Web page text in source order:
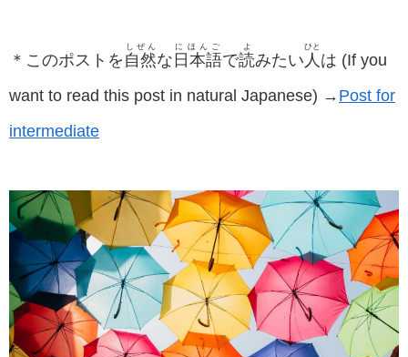
＊このポストを 自然
しぜん
な 日本語
にほんご
で読
よ
みたい 人
ひと
は (If you
want to read this post in natural Japanese) → Post for
intermediate